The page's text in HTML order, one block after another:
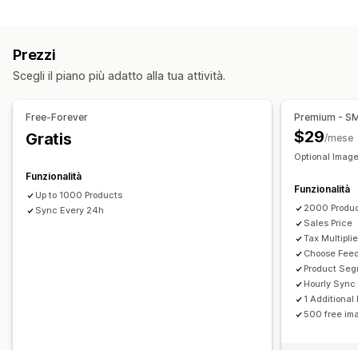
Formule personalizzate
Regole personalizzate
Scorte locali Feed localizzati
Targeting delle collezioni
Sincronizzazione dei prodotti
Aggiornamenti in tempo reale
Sincronizzazione programmata
Convalida degli errori
Prezzi
Scegli il piano più adatto alla tua attività.
Free-Forever
Gratis
Funzionalità
Up to 1000 Products
Sync Every 24h
Premium -
$29/mese
Optional
Funzionalità
2000
Sales Price
Tax
Choose
Product
Hourly
1 Additional
500 free